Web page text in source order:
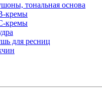
тональная основа
кремы
кремы
для ресниц